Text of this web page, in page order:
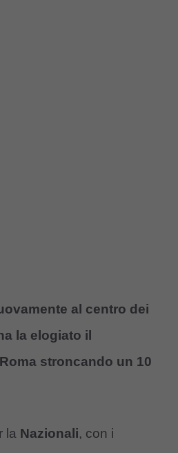
al centro dei
la elogiato il
stroncando un 10
la Nazionali, con i